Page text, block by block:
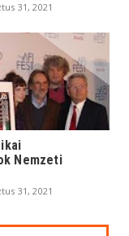
31, 2021
Nemzeti
31, 2021